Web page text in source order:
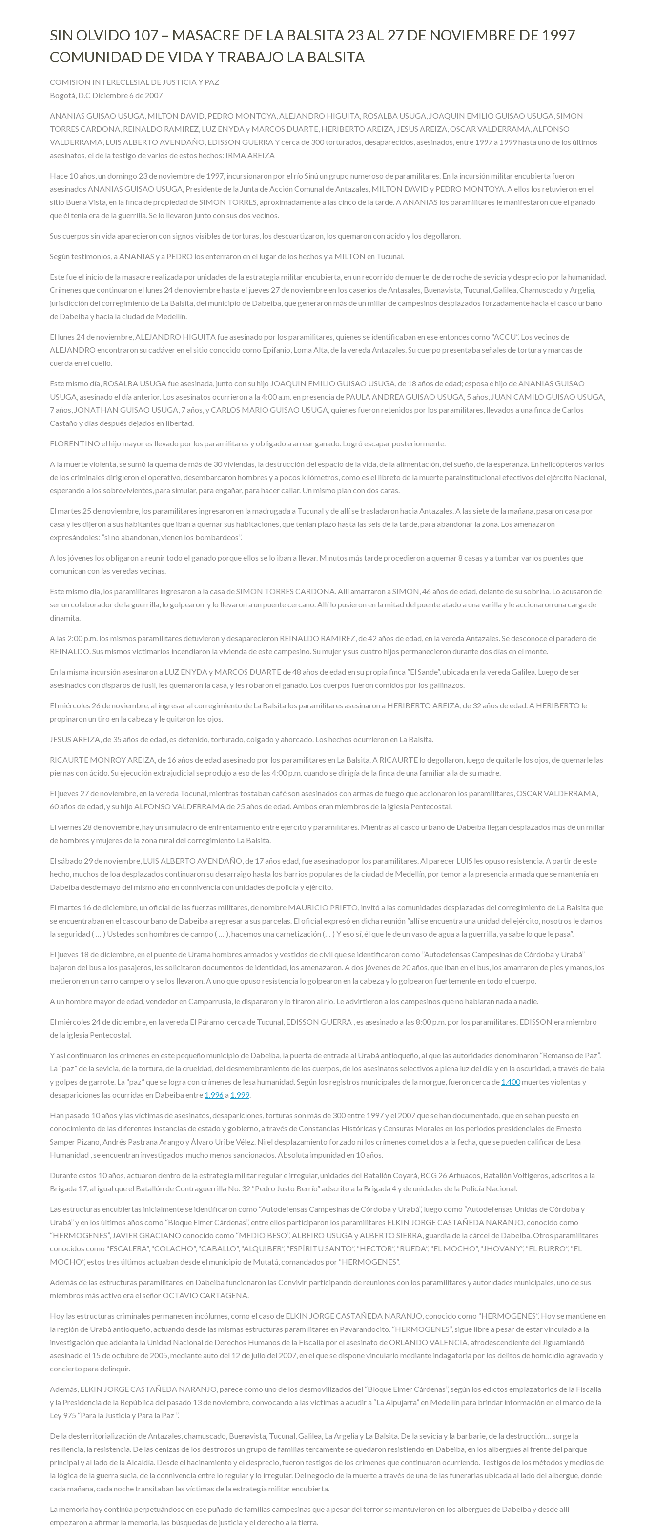
SIN OLVIDO 107 – MASACRE DE LA BALSITA 23 AL 27 DE NOVIEMBRE DE 1997
COMUNIDAD DE VIDA Y TRABAJO LA BALSITA
COMISION INTERECLESIAL DE JUSTICIA Y PAZ
Bogotá, D.C Diciembre 6 de 2007
ANANIAS GUISAO USUGA, MILTON DAVID, PEDRO MONTOYA, ALEJANDRO HIGUITA, ROSALBA USUGA, JOAQUIN EMILIO GUISAO USUGA, SIMON
TORRES CARDONA, REINALDO RAMIREZ, LUZ ENYDA y MARCOS DUARTE, HERIBERTO AREIZA, JESUS AREIZA, OSCAR VALDERRAMA, ALFONSO
VALDERRAMA, LUIS ALBERTO AVENDAÑO, EDISSON GUERRA Y cerca de 300 torturados, desaparecidos, asesinados, entre 1997 a 1999 hasta uno de los últimos
asesinatos, el de la testigo de varios de estos hechos: IRMA AREIZA
Hace 10 años, un domingo 23 de noviembre de 1997, incursionaron por el río Sinú un grupo numeroso de paramilitares. En la incursión militar encubierta fueron
asesinados ANANIAS GUISAO USUGA, Presidente de la Junta de Acción Comunal de Antazales, MILTON DAVID y PEDRO MONTOYA. A ellos los retuvieron en el
sitio Buena Vista, en la finca de propiedad de SIMON TORRES, aproximadamente a las cinco de la tarde. A ANANIAS los paramilitares le manifestaron que el ganado
que él tenía era de la guerrilla. Se lo llevaron junto con sus dos vecinos.
Sus cuerpos sin vida aparecieron con signos visibles de torturas, los descuartizaron, los quemaron con ácido y los degollaron.
Según testimonios, a ANANIAS y a PEDRO los enterraron en el lugar de los hechos y a MILTON en Tucunal.
Este fue el inicio de la masacre realizada por unidades de la estrategia militar encubierta, en un recorrido de muerte, de derroche de sevicia y desprecio por la humanidad.
Crímenes que continuaron el lunes 24 de noviembre hasta el jueves 27 de noviembre en los caseríos de Antasales, Buenavista, Tucunal, Galilea, Chamuscado y Argelia,
jurisdicción del corregimiento de La Balsita, del municipio de Dabeiba, que generaron más de un millar de campesinos desplazados forzadamente hacia el casco urbano
de Dabeiba y hacia la ciudad de Medellín.
El lunes 24 de noviembre, ALEJANDRO HIGUITA fue asesinado por los paramilitares, quienes se identificaban en ese entonces como “ACCU”. Los vecinos de
ALEJANDRO encontraron su cadáver en el sitio conocido como Epifanio, Loma Alta, de la vereda Antazales. Su cuerpo presentaba señales de tortura y marcas de
cuerda en el cuello.
Este mismo día, ROSALBA USUGA fue asesinada, junto con su hijo JOAQUIN EMILIO GUISAO USUGA, de 18 años de edad; esposa e hijo de ANANIAS GUISAO
USUGA, asesinado el día anterior. Los asesinatos ocurrieron a la 4:00 a.m. en presencia de PAULA ANDREA GUISAO USUGA, 5 años, JUAN CAMILO GUISAO USUGA,
7 años, JONATHAN GUISAO USUGA, 7 años, y CARLOS MARIO GUISAO USUGA, quienes fueron retenidos por los paramilitares, llevados a una finca de Carlos
Castaño y días después dejados en libertad.
FLORENTINO el hijo mayor es llevado por los paramilitares y obligado a arrear ganado. Logró escapar posteriormente.
A la muerte violenta, se sumó la quema de más de 30 viviendas, la destrucción del espacio de la vida, de la alimentación, del sueño, de la esperanza. En helicópteros varios
de los criminales dirigieron el operativo, desembarcaron hombres y a pocos kilómetros, como es el libreto de la muerte parainstitucional efectivos del ejército Nacional,
esperando a los sobrevivientes, para simular, para engañar, para hacer callar. Un mismo plan con dos caras.
El martes 25 de noviembre, los paramilitares ingresaron en la madrugada a Tucunal y de allí se trasladaron hacia Antazales. A las siete de la mañana, pasaron casa por
casa y les dijeron a sus habitantes que iban a quemar sus habitaciones, que tenían plazo hasta las seis de la tarde, para abandonar la zona. Los amenazaron
expresándoles: ”si no abandonan, vienen los bombardeos”.
A los jóvenes los obligaron a reunir todo el ganado porque ellos se lo iban a llevar. Minutos más tarde procedieron a quemar 8 casas y a tumbar varios puentes que
comunican con las veredas vecinas.
Este mismo día, los paramilitares ingresaron a la casa de SIMON TORRES CARDONA. Allí amarraron a SIMON, 46 años de edad, delante de su sobrina. Lo acusaron de
ser un colaborador de la guerrilla, lo golpearon, y lo llevaron a un puente cercano. Allí lo pusieron en la mitad del puente atado a una varilla y le accionaron una carga de
dinamita.
A las 2:00 p.m. los mismos paramilitares detuvieron y desaparecieron REINALDO RAMIREZ, de 42 años de edad, en la vereda Antazales. Se desconoce el paradero de
REINALDO. Sus mismos victimarios incendiaron la vivienda de este campesino. Su mujer y sus cuatro hijos permanecieron durante dos días en el monte.
En la misma incursión asesinaron a LUZ ENYDA y MARCOS DUARTE de 48 años de edad en su propia finca ”El Sande”, ubicada en la vereda Galilea. Luego de ser
asesinados con disparos de fusil, les quemaron la casa, y les robaron el ganado. Los cuerpos fueron comidos por los gallinazos.
El miércoles 26 de noviembre, al ingresar al corregimiento de La Balsita los paramilitares asesinaron a HERIBERTO AREIZA, de 32 años de edad. A HERIBERTO le
propinaron un tiro en la cabeza y le quitaron los ojos.
JESUS AREIZA, de 35 años de edad, es detenido, torturado, colgado y ahorcado. Los hechos ocurrieron en La Balsita.
RICAURTE MONROY AREIZA, de 16 años de edad asesinado por los paramilitares en La Balsita. A RICAURTE lo degollaron, luego de quitarle los ojos, de quemarle las
piernas con ácido. Su ejecución extrajudicial se produjo a eso de las 4:00 p.m. cuando se dirigía de la finca de una familiar a la de su madre.
El jueves 27 de noviembre, en la vereda Tocunal, mientras tostaban café son asesinados con armas de fuego que accionaron los paramilitares, OSCAR VALDERRAMA,
60 años de edad, y su hijo ALFONSO VALDERRAMA de 25 años de edad. Ambos eran miembros de la iglesia Pentecostal.
El viernes 28 de noviembre, hay un simulacro de enfrentamiento entre ejército y paramilitares. Mientras al casco urbano de Dabeiba llegan desplazados más de un millar
de hombres y mujeres de la zona rural del corregimiento La Balsita.
El sábado 29 de noviembre, LUIS ALBERTO AVENDAÑO, de 17 años edad, fue asesinado por los paramilitares. Al parecer LUIS les opuso resistencia. A partir de este
hecho, muchos de loa desplazados continuaron su desarraigo hasta los barrios populares de la ciudad de Medellín, por temor a la presencia armada que se mantenía en
Dabeiba desde mayo del mismo año en connivencia con unidades de policía y ejército.
El martes 16 de diciembre, un oficial de las fuerzas militares, de nombre MAURICIO PRIETO, invitó a las comunidades desplazadas del corregimiento de La Balsita que
se encuentraban en el casco urbano de Dabeiba a regresar a sus parcelas. El oficial expresó en dicha reunión ”allí se encuentra una unidad del ejército, nosotros le damos
la seguridad ( … ) Ustedes son hombres de campo ( … ), hacemos una carnetización (… ) Y eso sí, él que le de un vaso de agua a la guerrilla, ya sabe lo que le pasa”.
El jueves 18 de diciembre, en el puente de Urama hombres armados y vestidos de civil que se identificaron como ”Autodefensas Campesinas de Córdoba y Urabá”
bajaron del bus a los pasajeros, les solicitaron documentos de identidad, los amenazaron. A dos jóvenes de 20 años, que iban en el bus, los amarraron de pies y manos, los
metieron en un carro campero y se los llevaron. A uno que opuso resistencia lo golpearon en la cabeza y lo golpearon fuertemente en todo el cuerpo.
A un hombre mayor de edad, vendedor en Camparrusia, le dispararon y lo tiraron al río. Le advirtieron a los campesinos que no hablaran nada a nadie.
El miércoles 24 de diciembre, en la vereda El Páramo, cerca de Tucunal, EDISSON GUERRA , es asesinado a las 8:00 p.m. por los paramilitares. EDISSON era miembro
de la iglesia Pentecostal.
Y así continuaron los crímenes en este pequeño municipio de Dabeiba, la puerta de entrada al Urabá antioqueño, al que las autoridades denominaron “Remanso de Paz”.
La “paz” de la sevicia, de la tortura, de la crueldad, del desmembramiento de los cuerpos, de los asesinatos selectivos a plena luz del día y en la oscuridad, a través de bala
y golpes de garrote. La “paz” que se logra con crímenes de lesa humanidad. Según los registros municipales de la morgue, fueron cerca de 1.400muertes violentas y
desapariciones las ocurridas en Dabeiba entre 1.996a 1.999.
Han pasado 10 años y las víctimas de asesinatos, desapariciones, torturas son más de 300 entre 1997 y el 2007 que se han documentado, que en se han puesto en
conocimiento de las diferentes instancias de estado y gobierno, a través de Constancias Históricas y Censuras Morales en los periodos presidenciales de Ernesto
Samper Pizano, Andrés Pastrana Arango y Álvaro Uribe Vélez. Ni el desplazamiento forzado ni los crímenes cometidos a la fecha, que se pueden calificar de Lesa
Humanidad , se encuentran investigados, mucho menos sancionados. Absoluta impunidad en 10 años.
Durante estos 10 años, actuaron dentro de la estrategia militar regular e irregular, unidades del Batallón Coyará, BCG 26 Arhuacos, Batallón Voltígeros, adscritos a la
Brigada 17, al igual que el Batallón de Contraguerrilla No. 32 “Pedro Justo Berrío” adscrito a la Brigada 4 y de unidades de la Policía Nacional.
Las estructuras encubiertas inicialmente se identificaron como “Autodefensas Campesinas de Córdoba y Urabá”, luego como “Autodefensas Unidas de Córdoba y
Urabá” y en los últimos años como “Bloque Elmer Cárdenas”, entre ellos participaron los paramilitares ELKIN JORGE CASTAÑEDA NARANJO, conocido como
“HERMOGENES”, JAVIER GRACIANO conocido como “MEDIO BESO”, ALBEIRO USUGA y ALBERTO SIERRA, guardia de la cárcel de Dabeiba. Otros paramilitares
conocidos como “ESCALERA”, “COLACHO”, “CABALLO”, “ALQUIBER”, ”ESPÍRITU SANTO”, “HECTOR”, “RUEDA”, “EL MOCHO”, “JHOVANY”, “EL BURRO”, “EL
MOCHO”, estos tres últimos actuaban desde el municipio de Mutatá, comandados por “HERMOGENES”.
Además de las estructuras paramilitares, en Dabeiba funcionaron las Convivir, participando de reuniones con los paramilitares y autoridades municipales, uno de sus
miembros más activo era el señor OCTAVIO CARTAGENA.
Hoy las estructuras criminales permanecen incólumes, como el caso de ELKIN JORGE CASTAÑEDA NARANJO, conocido como “HERMOGENES”. Hoy se mantiene en
la región de Urabá antioqueño, actuando desde las mismas estructuras paramilitares en Pavarandocito. “HERMOGENES”, sigue libre a pesar de estar vinculado a la
investigación que adelanta la Unidad Nacional de Derechos Humanos de la Fiscalía por el asesinato de ORLANDO VALENCIA, afrodescendiente del Jiguamiandó
asesinado el 15 de octubre de 2005, mediante auto del 12 de julio del 2007, en el que se dispone vincularlo mediante indagatoria por los delitos de homicidio agravado y
concierto para delinquir.
Además, ELKIN JORGE CASTAÑEDA NARANJO, parece como uno de los desmovilizados del “Bloque Elmer Cárdenas”, según los edictos emplazatorios de la Fiscalía
y la Presidencia de la República del pasado 13 de noviembre, convocando a las víctimas a acudir a “La Alpujarra” en Medellín para brindar información en el marco de la
Ley 975 “Para la Justicia y Para la Paz ”.
De la desterritorialización de Antazales, chamuscado, Buenavista, Tucunal, Galilea, La Argelia y La Balsita. De la sevicia y la barbarie, de la destrucción… surge la
resiliencia, la resistencia. De las cenizas de los destrozos un grupo de familias tercamente se quedaron resistiendo en Dabeiba, en los albergues al frente del parque
principal y al lado de la Alcaldía. Desde el hacinamiento y el desprecio, fueron testigos de los crímenes que continuaron ocurriendo. Testigos de los métodos y medios de
la lógica de la guerra sucia, de la connivencia entre lo regular y lo irregular. Del negocio de la muerte a través de una de las funerarias ubicada al lado del albergue, donde
cada mañana, cada noche transitaban las víctimas de la estrategia militar encubierta.
La memoria hoy continúa perpetuándose en ese puñado de familias campesinas que a pesar del terror se mantuvieron en los albergues de Dabeiba y desde allí
empezaron a afirmar la memoria, las búsquedas de justicia y el derecho a la tierra.